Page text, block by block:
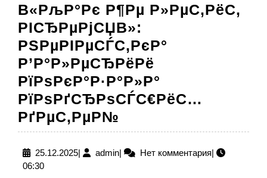
В«РљР°Рє Р¶Рµ Р»РµС‚РёС‚
РІСЂРµРјСЏВ»:
РЅРµРІРµСЃС‚РєР°
Р’Р°Р»РµСЂРёРё
РїРѕРєР°Р·Р°Р»Р°
РїРѕРґСЂРѕСЃС€РёС…
РґРµС‚РµР№
Р¶Рµ
Р»РµС‚РёС‚
25.12.202525.12.2025
| adminadmin
| Нет комментария|
06:30